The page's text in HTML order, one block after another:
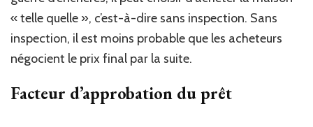
« telle quelle », c’est-à-dire sans inspection. Sans
inspection, il est moins probable que les acheteurs
négocient le prix final par la suite.
Facteur d’approbation du prêt